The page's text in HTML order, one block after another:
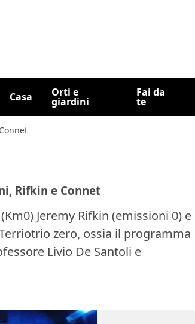
Casa Orti e
giardini
Fai da
te
Rifkin e Connet
Jeremy Rifkin (emissioni 0) e
zero, ossia il programma
Livio De Santoli e